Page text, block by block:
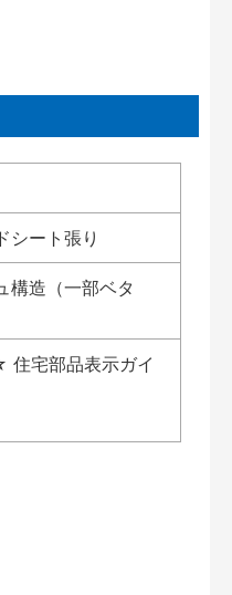
シート張り
構造（一部ベタ
宅部品表示ガイ